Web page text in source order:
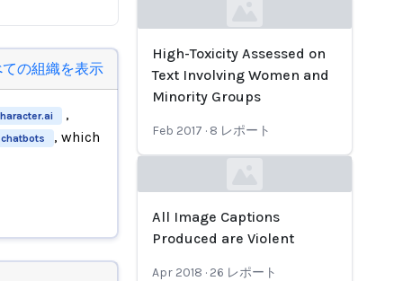
の組織を表示
,
, which
High-Toxicity Assessed on
Text Involving Women and
Minority Groups
Feb 2017 · 8 レポート
All Image Captions
Produced are Violent
Apr 2018 · 26 レポート